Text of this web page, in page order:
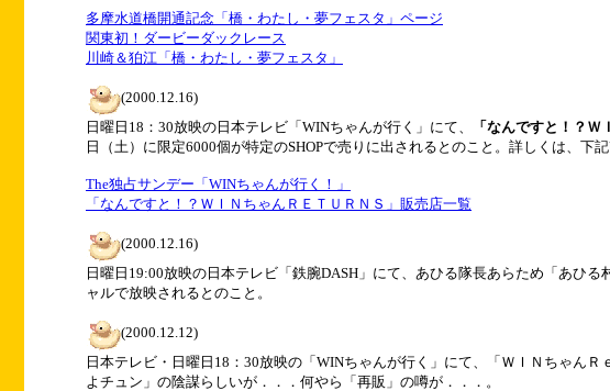
多摩水道橋開通記念「橋・わたし・夢フェスタ」ページ
関東初！ダービーダックレース
川崎＆狛江「橋・わたし・夢フェスタ」
(2000.12.16)
日曜日18：30放映の日本テレビ「WINちゃんが行く」にて、
「なんですと！？Ｗ
日（土）に限定6000個が特定のSHOPで売りに出されるとのこと。詳しくは、下記
The独占サンデー「WINちゃんが行く！」
「なんですと！？ＷＩＮちゃんＲＥＴＵＲＮＳ」販売店一覧
(2000.12.16)
日曜日19:00放映の日本テレビ「鉄腕DASH」にて、あひる隊長あらため「あひ
ャルで放映されるとのこと。
(2000.12.12)
日本テレビ・日曜日18：30放映の「WINちゃんが行く」にて、「ＷＩＮちゃん
よチュン」の陰謀らしいが．．．何やら「再販」の噂が．．．。